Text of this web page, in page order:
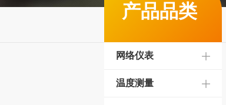
产品品类
网络仪表
温度测量